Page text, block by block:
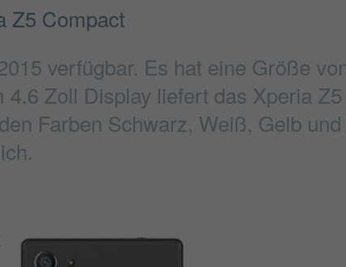
Z5 Compact
verfügbar. Es hat eine Größe
Zoll Display liefert das Xperia
Farben Schwarz, Weiß, Gelb